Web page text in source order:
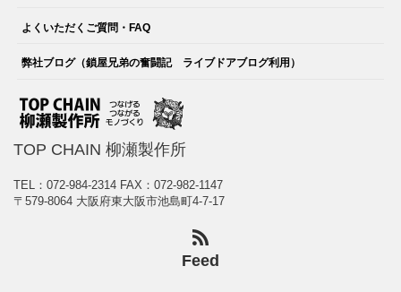
よくいただくご質問・FAQ
弊社ブログ（鎖屋兄弟の奮闘記 ライブドアブログ利用）
TOP CHAIN 柳瀬製作所
TEL：072-984-2314 FAX：072-982-1147
〒579-8064 大阪府東大阪市池島町4-7-17
Feed